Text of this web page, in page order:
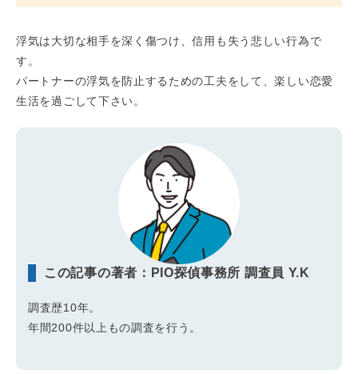
浮気は大切な相手を深く傷つけ、信用も失う悲しい行為で
す。
パートナーの浮気を防止するための工夫をして、楽しい恋愛
生活を過ごして下さい。
この記事の著者：PIO探偵事務所 調査員 Y.K
調査歴10年。
年間200件以上もの調査を行う。